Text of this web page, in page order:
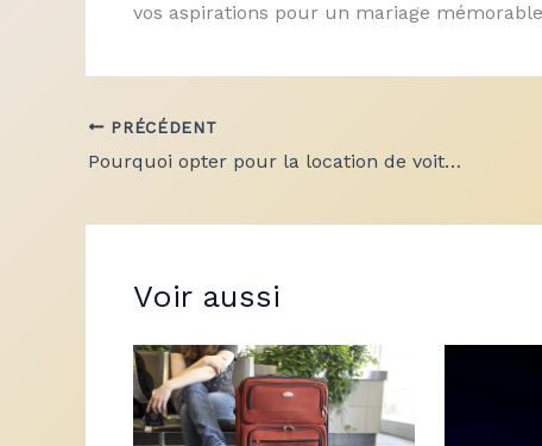
vos aspirations pour un mariage
PRÉCÉDENT
Pourquoi opter pour la location de voiture utilitaire ?
Voir aussi